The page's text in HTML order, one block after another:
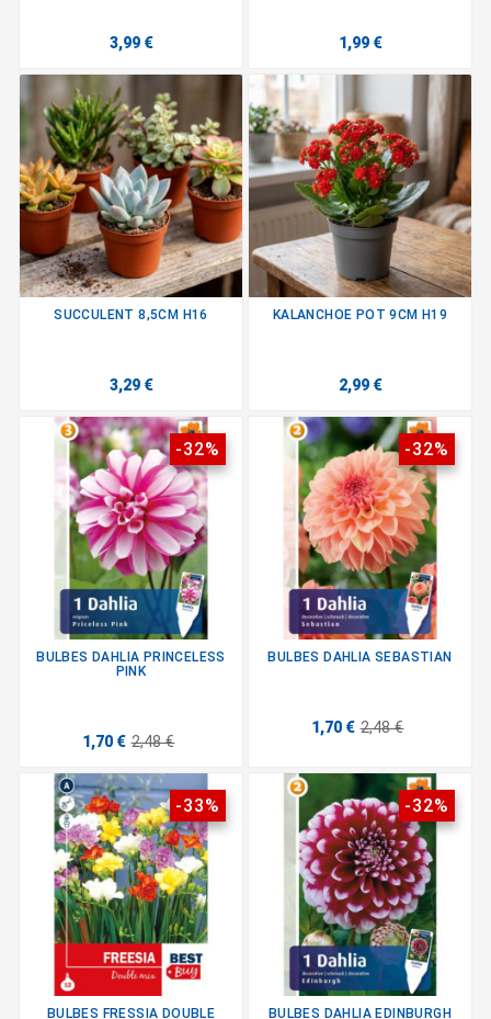
3,99 € 1,99 €
SUCCULENT 8,5CM H16
3,29 €
KALANCHOE POT 9CM H19
2,99 €
-32%
BULBES DAHLIA PRINCELESS
PINK
1,70 € 2,48 €
-32%
BULBES DAHLIA SEBASTIAN
1,70 € 2,48 €
-33%
BULBES FRESSIA DOUBLE
-32%
BULBES DAHLIA EDINBURGH